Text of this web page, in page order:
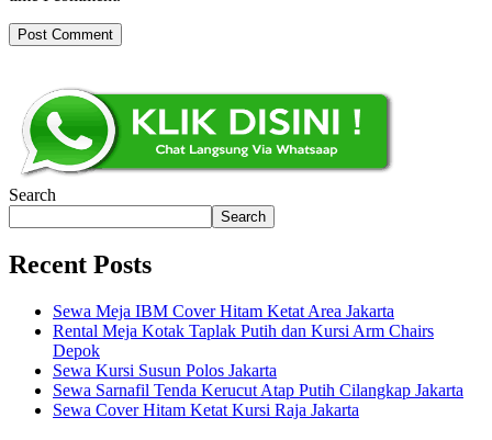
Search
Search
Recent Posts
Sewa Meja IBM Cover Hitam Ketat Area Jakarta
Rental Meja Kotak Taplak Putih dan Kursi Arm Chairs
Depok
Sewa Kursi Susun Polos Jakarta
Sewa Sarnafil Tenda Kerucut Atap Putih Cilangkap Jakarta
Sewa Cover Hitam Ketat Kursi Raja Jakarta